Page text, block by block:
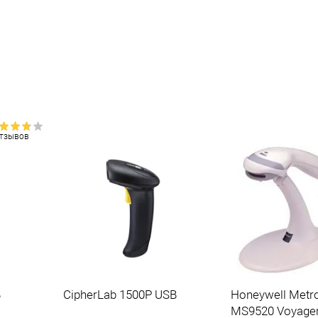
CipherLab 1500P USB
Honeywell
MS9520